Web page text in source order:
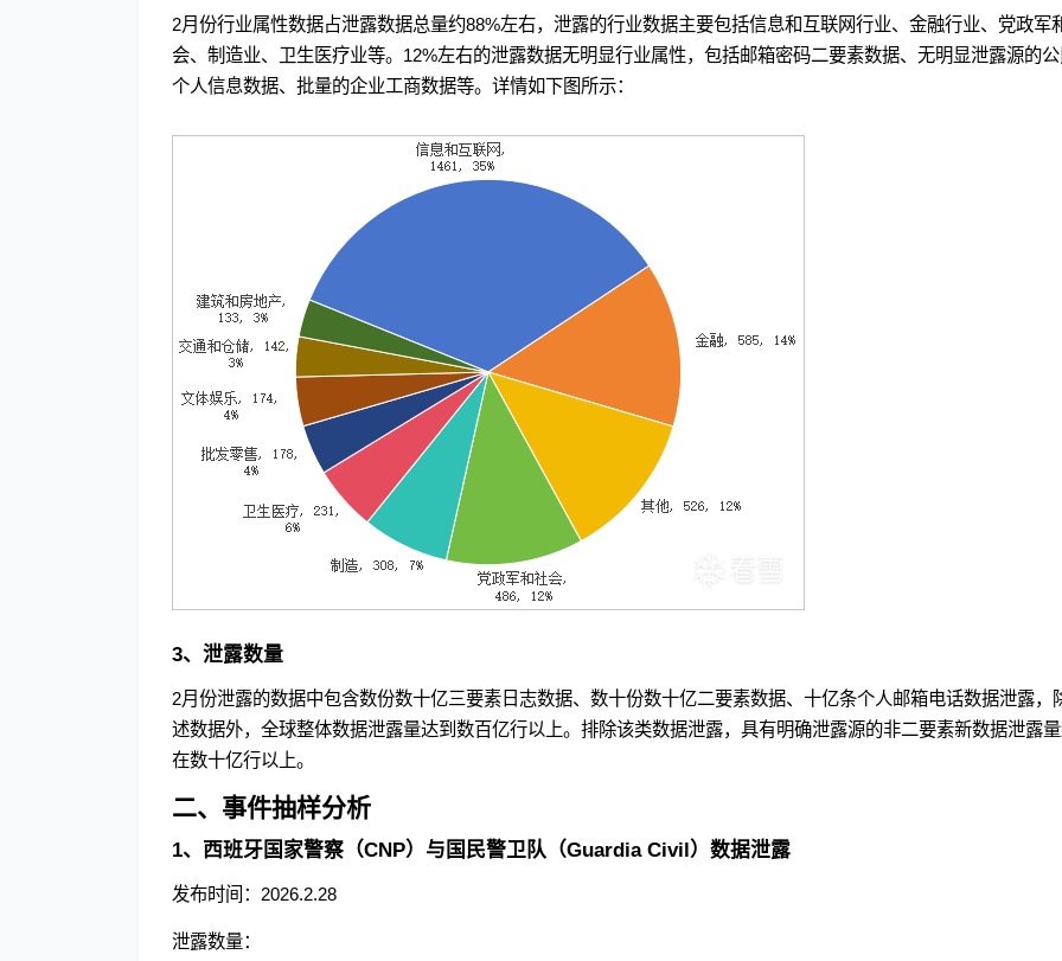
2月份行业属性数据占泄露数据总量约88%左右，泄露的行业数据主要包括信息和互联网行业、金融行业、党政军
会、制造业、卫生医疗业等。12%左右的泄露数据无明显行业属性，包括邮箱密码二要素数据、无明显泄露源的
个人信息数据、批量的企业工商数据等。详情如下图所示：
3、泄露数量
2月份泄露的数据中包含数份数十亿三要素日志数据、数十份数十亿二要素数据、十亿条个人邮箱电话数据泄露，
述数据外，全球整体数据泄露量达到数百亿行以上。排除该类数据泄露，具有明确泄露源的非二要素新数据泄露
在数十亿行以上。
二、事件抽样分析
1、西班牙国家警察（CNP）与国民警卫队（Guardia Civil）数据泄露
发布时间：2026.2.28
泄露数量：